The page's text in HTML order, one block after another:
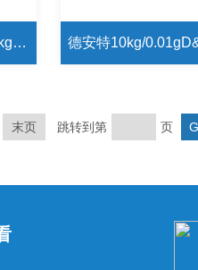
jadever钰恒计重秤JWI-700W-60kg计重报警电子秤
末页 跳转到第 页